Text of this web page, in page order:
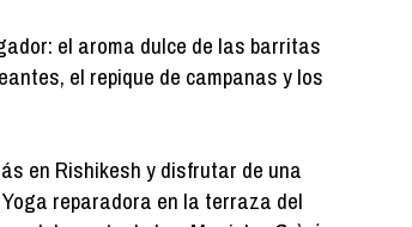
el aroma dulce de las barritas
el repique de campanas y los
en Rishikesh y disfrutar de una
reparadora en la terraza del